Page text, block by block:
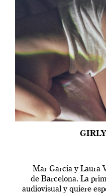
Mar Garcia y Laura
de Barcelona. La
audiovisual y quiere